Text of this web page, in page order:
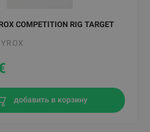
COMPETITION RIG TARGET
добавить в корзину